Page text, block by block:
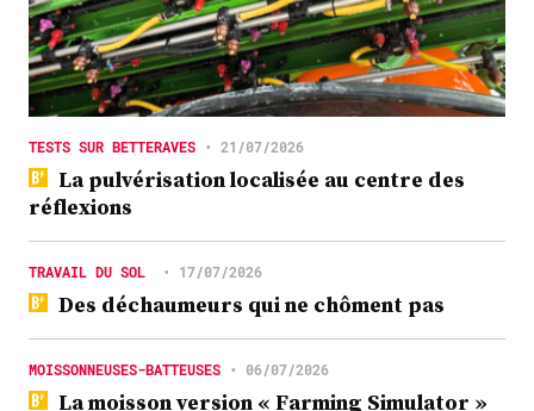
TESTS SUR BETTERAVES • 21/07/2026
La pulvérisation localisée au centre des
réflexions
TRAVAIL DU SOL • 17/07/2026
Des déchaumeurs qui ne chôment pas
MOISSONNEUSES-BATTEUSES • 06/07/2026
La moisson version « Farming Simulator »